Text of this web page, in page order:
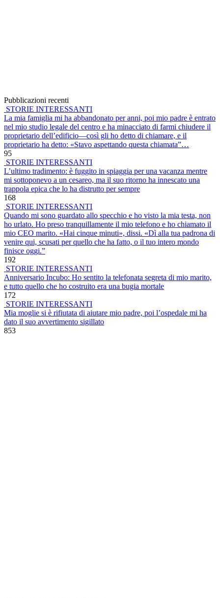
Pubblicazioni recenti
STORIE INTERESSANTI
La mia famiglia mi ha abbandonato per anni, poi mio padre è entrato
nel mio studio legale del centro e ha minacciato di farmi chiudere il
proprietario dell’edificio—così gli ho detto di chiamare, e il
proprietario ha detto: «Stavo aspettando questa chiamata”…
95
STORIE INTERESSANTI
L’ultimo tradimento: è fuggito in spiaggia per una vacanza mentre
mi sottoponevo a un cesareo, ma il suo ritorno ha innescato una
trappola epica che lo ha distrutto per sempre
168
STORIE INTERESSANTI
Quando mi sono guardato allo specchio e ho visto la mia testa, non
ho urlato. Ho preso tranquillamente il mio telefono e ho chiamato il
mio CEO marito. «Hai cinque minuti», dissi. «Dì alla tua padrona di
venire qui, scusati per quello che ha fatto, o il tuo intero mondo
finisce oggi.”
192
STORIE INTERESSANTI
Anniversario Incubo: Ho sentito la telefonata segreta di mio marito,
e tutto quello che ho costruito era una bugia mortale
172
STORIE INTERESSANTI
Mia moglie si è rifiutata di aiutare mio padre, poi l’ospedale mi ha
dato il suo avvertimento sigillato
853